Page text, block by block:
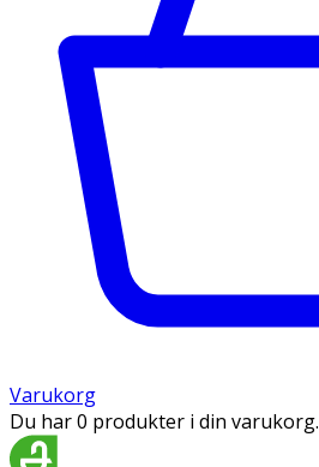
Varukorg
Du har 0 produkter i din varukorg.